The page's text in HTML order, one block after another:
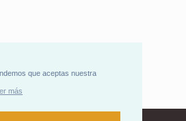
que aceptas nuestra
más